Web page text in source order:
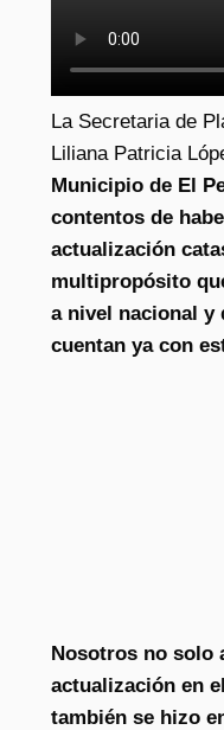
La Secretaria de
Liliana Patricia
Municipio de El
contentos de
actualización
multipropósito
a nivel nacional y
cuentan ya con
Nosotros no solo
actualización en
también se hizo